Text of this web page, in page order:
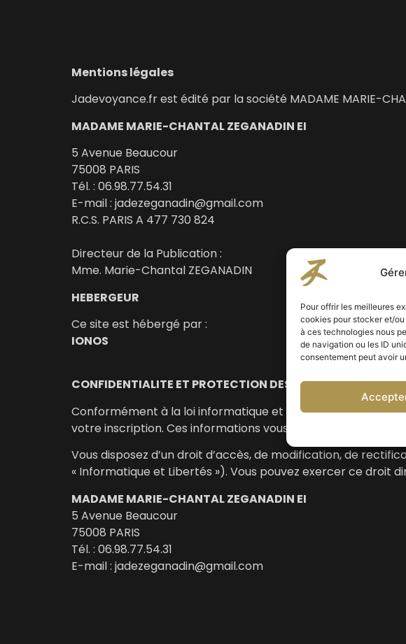
Pour offrir les meilleures
cookies pour stocker et/
à ces technologies nous
de navigation ou les ID
consentement peut avoir
Mentions légales
Jadevoyance.fr est édité par la société MADAME MARIE-
MADAME MARIE-CHANTAL ZEGANADIN EI
5 Avenue Beaucour
75008 PARIS
Tél. : 06.98.77.54.31
E-mail : jadezeganadin@gmail.com
R.C.S. PARIS A 477 730 824
Directeur de la Publication :
Mme. Marie-Chantal ZEGANADIN
HEBERGEUR
Ce site est hébergé par :
IONOS
CONFIDENTIALITE ET PROTECTION DES DONNEES
Conformément à la loi informatique et libertés du 06
votre inscription. Ces informations vous concernant étant
Vous disposez d’un droit d’accès, de modification, de
« Informatique et Libertés »). Vous pouvez exercer ce droit
MADAME MARIE-CHANTAL ZEGANADIN EI
5 Avenue Beaucour
75008 PARIS
Tél. : 06.98.77.54.31
E-mail : jadezeganadin@gmail.com